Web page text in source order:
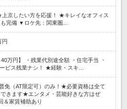
上京したい方を応援！ ★キレイなオフィス
完備 ▼ロケ先：関東圏…
円
40万円】 ・残業代別途全額 ・住宅手当 ・
ビス残業ナシ！ ★経験・スキ…
免（AT限定可）のみ！★必要資格は全て
きます★エンタメ・芸能好きな方はぜ
＆家賃補助あり